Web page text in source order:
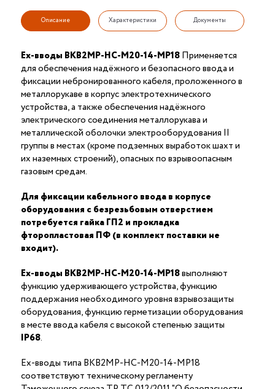
Описание Характеристики Документы
Ex-вводы ВКВ2МР-НС-М20-14-МР18Применяется
для обеспечения надёжного и безопасного ввода и
фиксации небронированного кабеля, проложенного в
металлорукаве в корпус электротехнического
устройства, а также обеспечения надёжного
электрического соединения металлорукава и
металлической оболочки электрооборудования II
группы в местах (кроме подземных выработок шахт и
их наземных строений), опасных по взрывоопасным
газовым средам.
Для фиксации кабельного ввода в корпусе
оборудования с безрезьбовым отверстием
потребуется гайка ГП2 и прокладка
фторопластовая ПФ (в комплект поставки не
входит).
Ex-вводы ВКВ2МР-НС-М20-14-МР18выполняют
функцию удерживающего устройства, функцию
поддержания необходимого уровня взрывозащиты
оборудования, функцию герметизации оборудования
в месте ввода кабеля с высокой степенью защиты
IP68.
Ex-вводы типа ВКВ2МР-НС-М20-14-МР18
соответствуют техническому регламенту